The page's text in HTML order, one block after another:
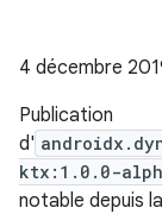
4 décembre
Publication
d'
ktx:1.0.0-
notable depuis